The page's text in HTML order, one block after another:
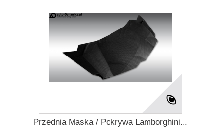
Przednia Maska / Pokrywa Lamborghini...